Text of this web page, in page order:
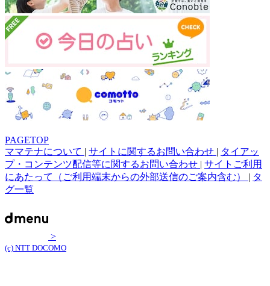
PAGETOP
ママテナについて | サイトに関するお問い合わせ | タイアッ
プ・コンテンツ配信等に関するお問い合わせ | サイトご利用
にあたって（ご利用端末からの外部送信のご案内含む） | タ
グ一覧
>
(c) NTT DOCOMO